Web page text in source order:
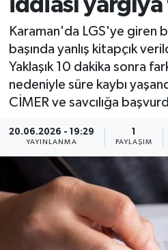
iddiası yargıya
Karaman'da LGS'ye giren
başında yanlış kitapçık
Yaklaşık 10 dakika sonra
nedeniyle süre kaybı
CİMER ve savcılığa
20.06.2026 - 19:29
YAYINLANMA
1
PAYLAŞIM